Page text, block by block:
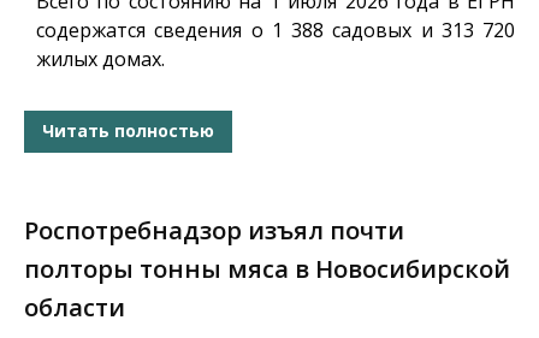
содержатся сведения о 1 388 садовых и 313 720
жилых домах.
Читать полностью
Роспотребнадзор изъял почти
полторы тонны мяса в Новосибирской
области